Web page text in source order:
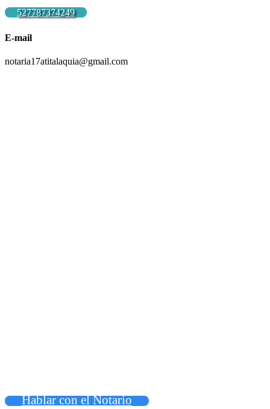
527787374249
E-mail
notaria17atitalaquia@gmail.com
Hablar con el Notario